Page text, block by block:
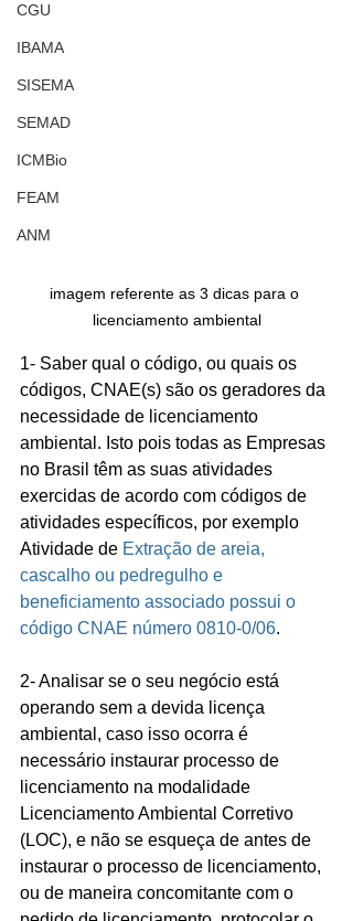
CGU
IBAMA
SISEMA
SEMAD
ICMBio
FEAM
ANM
imagem referente as 3 dicas para o
licenciamento ambiental
1- Saber qual o código, ou quais os
códigos, CNAE(s) são os geradores da
necessidade de licenciamento
ambiental. Isto pois todas as Empresas
no Brasil têm as suas atividades
exercidas de acordo com códigos de
atividades específicos, por exemplo
Atividade de Extração de areia,
cascalho ou pedregulho e
beneficiamento associado possui o
código CNAE número 0810-0/06.
2- Analisar se o seu negócio está
operando sem a devida licença
ambiental, caso isso ocorra é
necessário instaurar processo de
licenciamento na modalidade
Licenciamento Ambiental Corretivo
(LOC), e não se esqueça de antes de
instaurar o processo de licenciamento,
ou de maneira concomitante com o